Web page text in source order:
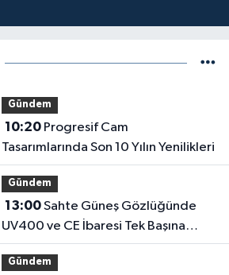
Gündem
10:20Progresif Cam
Tasarımlarında Son 10 Yılın Yenilikleri
Gündem
13:00Sahte Güneş Gözlüğünde
UV400 ve CE İbaresi Tek Başına
Yeterli mi?
Gündem